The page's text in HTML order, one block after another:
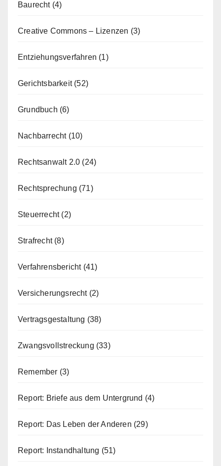
Baurecht(4)
Creative Commons – Lizenzen (3)
Entziehungsverfahren (1)
Gerichtsbarkeit(52)
Grundbuch (6)
Nachbarrecht(10)
Rechtsanwalt 2.0 (24)
Rechtsprechung (71)
Steuerrecht(2)
Strafrecht(8)
Verfahrensbericht(41)
Versicherungsrecht(2)
Vertragsgestaltung (38)
Zwangsvollstreckung (33)
Remember (3)
Report: Briefe aus dem Untergrund (4)
Report: Das Leben der Anderen (29)
Report: Instandhaltung (51)